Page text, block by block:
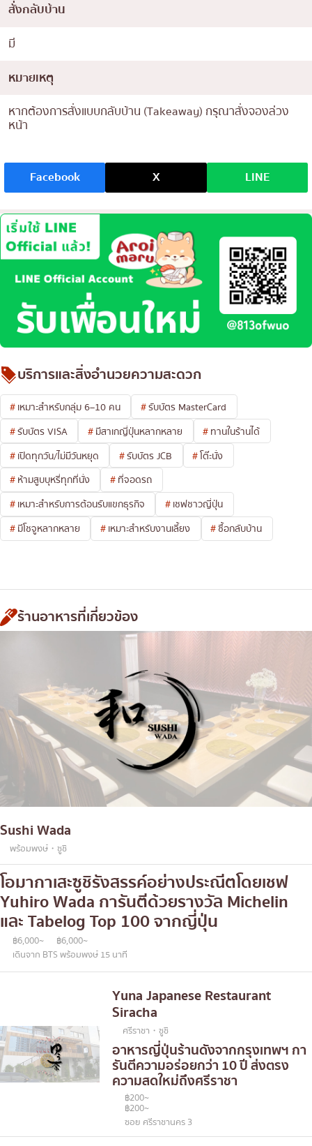
สั่งกลับบ้าน
มี
หมายเหตุ
หากต้องการสั่งแบบกลับบ้าน (Takeaway) กรุณาสั่งจองล่วง
หน้า
Facebook X LINE
บริการและสิ่งอำนวยความสะดวก
เหมาะสำหรับกลุ่ม 6–10 คน
รับบัตร MasterCard
รับบัตร VISA
มีสาเกญี่ปุ่นหลากหลาย
ทานในร้านได้
เปิดทุกวัน/ไม่มีวันหยุด
รับบัตร JCB
โต๊ะนั่ง
ห้ามสูบบุหรี่ทุกที่นั่ง
ที่จอดรถ
เหมาะสำหรับการต้อนรับแขกธุรกิจ
เชฟชาวญี่ปุ่น
มีโชจูหลากหลาย
เหมาะสำหรับงานเลี้ยง ซื้อกลับบ้าน
ร้านอาหารที่เกี่ยวข้อง
Sushi Wada
พร้อมพงษ์・ซูชิ
โอมากาเสะซูชิรังสรรค์อย่างประณีตโดยเชฟ
Yuhiro Wada การันตีด้วยรางวัล Michelin
และ Tabelog Top 100 จากญี่ปุ่น
฿6,000~
฿6,000~
เดินจาก BTS พร้อมพงษ์ 15 นาที
Yuna Japanese Restaurant
Siracha
ศรีราชา・ซูชิ
อาหารญี่ปุ่นร้านดังจากกรุงเทพฯ กา
รันตีความอร่อยกว่า 10 ปี ส่งตรง
ความสดใหม่ถึงศรีราชา
฿200~
฿200~
ซอย ศรีราชานคร 3